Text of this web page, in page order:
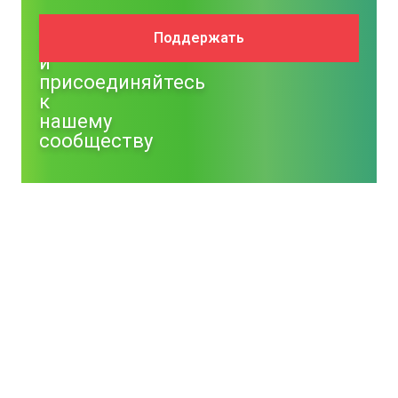
и
присоединяйтесь
к
нашему
сообществу
Поддержать